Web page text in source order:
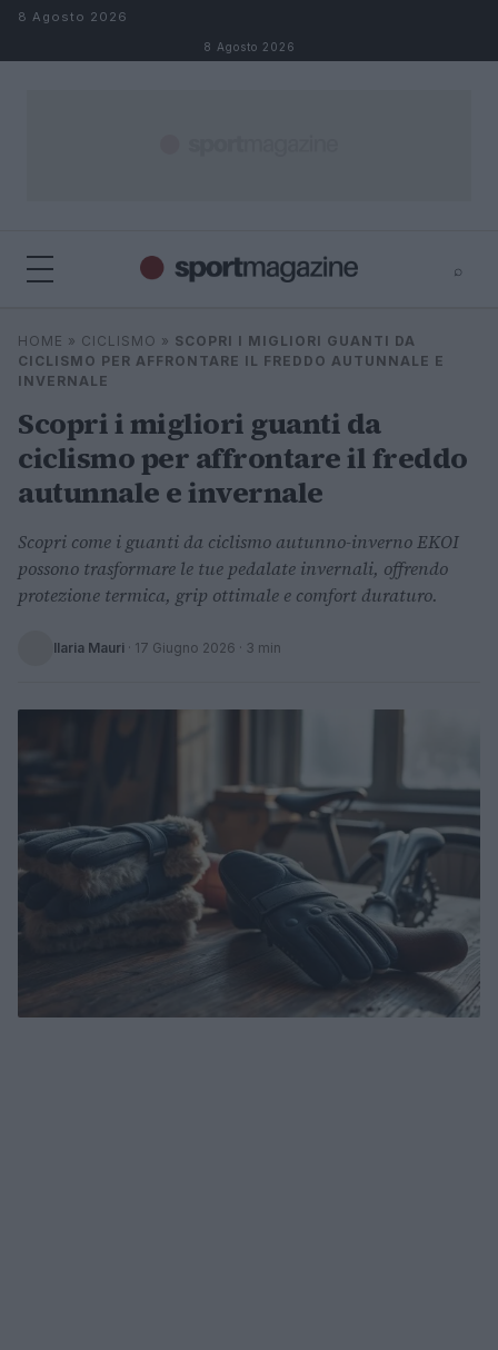
Salta al contenuto
8 Agosto 2026
8 Agosto 2026
⌕
Cerca
HOME » CICLISMO » SCOPRI I MIGLIORI GUANTI DA
CICLISMO PER AFFRONTARE IL FREDDO AUTUNNALE E
INVERNALE
Scopri i migliori guanti da
ciclismo per affrontare il freddo
autunnale e invernale
Scopri come i guanti da ciclismo autunno-inverno EKOI
possono trasformare le tue pedalate invernali, offrendo
protezione termica, grip ottimale e comfort duraturo.
Ilaria Mauri · 17 Giugno 2026 · 3 min